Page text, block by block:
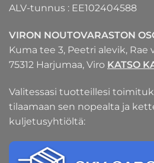
ALV-tunnus : EE102404588
VIRON NOUTOVARASTON
Kuma tee 3, Peetri alevik, Rae
75312 Harjumaa, Viro KATSO
Valitessasi tuotteillesi
tilaamaan sen nopealta ja
kuljetusyhtiöltä: